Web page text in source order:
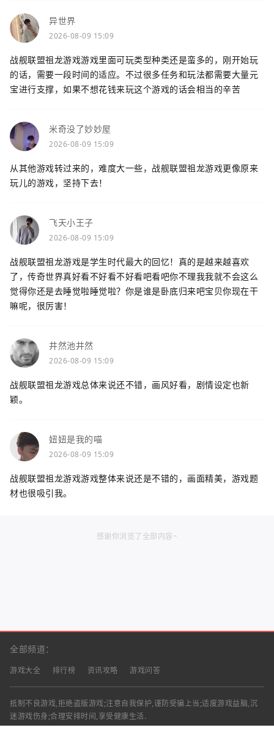
异世界
2026-08-09 15:09
战舰联盟祖龙游戏游戏里面可玩类型种类还是蛮多的，刚开始玩
的话，需要一段时间的适应。不过很多任务和玩法都需要大量元
宝进行支撑，如果不想花钱来玩这个游戏的话会相当的辛苦
米奇没了妙妙屋
2026-08-09 15:09
从其他游戏转过来的，难度大一些，战舰联盟祖龙游戏更像原来
玩儿的游戏，坚持下去！
飞天小王子
2026-08-09 15:09
战舰联盟祖龙游戏是学生时代最大的回忆！真的是越来越喜欢
了，传奇世界真好看不好看不好看吧看吧你不理我我就不会这么
觉得你还是去睡觉啦睡觉啦？你是谁是卧底归来吧宝贝你现在干
嘛呢，很厉害！
井然池井然
2026-08-09 15:09
战舰联盟祖龙游戏总体来说还不错，画风好看，剧情设定也新
颖。
妞妞是我的喵
2026-08-09 15:09
战舰联盟祖龙游戏游戏整体来说还是不错的，画面精美，游戏题
材也很吸引我。
感谢你浏览了全部内容~
全部频道：
游戏大全 排行榜 资讯攻略 游戏问答
抵制不良游戏,拒绝盗版游戏;注意自我保护,谨防受骗上当;适度游戏益脑,沉
迷游戏伤身;合理安排时间,享受健康生活.